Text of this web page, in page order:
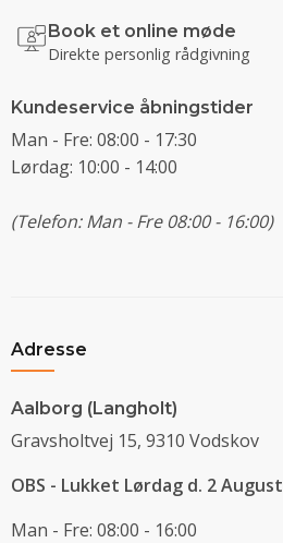
Book et online møde
Direkte personlig rådgivning
Kundeservice åbningstider
Man - Fre: 08:00 - 17:30
Lørdag: 10:00 - 14:00
(Telefon: Man - Fre 08:00 - 16:00)
Adresse
Aalborg (Langholt)
Gravsholtvej 15, 9310 Vodskov
OBS - Lukket Lørdag d. 2 August
Man - Fre: 08:00 - 16:00